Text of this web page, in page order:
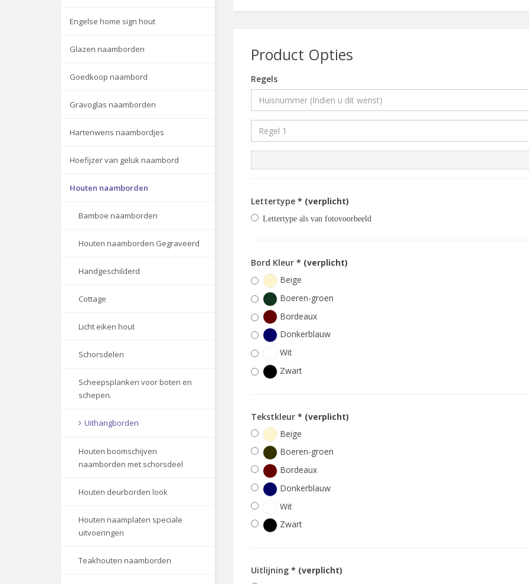
Engelse home sign hout
Glazen naamborden
Goedkoop naambord
Gravoglas naamborden
Hartenwens naambordjes
Hoefijzer van geluk naambord
Houten naamborden
Bamboe naamborden
Houten naamborden Gegraveerd
Handgeschilderd
Cottage
Licht eiken hout
Schorsdelen
Scheepsplanken voor boten en
schepen.
Uithangborden
Houten boomschijven
naamborden met schorsdeel
Houten deurborden look
Houten naamplaten speciale
uitvoeringen
Teakhouten naamborden
Product Opties
Regels
Lettertype * (verplicht)
Lettertype als van fotovoorbeeld
Bord Kleur * (verplicht)
Beige
Boeren-groen
Bordeaux
Donkerblauw
Wit
Zwart
Tekstkleur * (verplicht)
Beige
Boeren-groen
Bordeaux
Donkerblauw
Wit
Zwart
Uitlijning * (verplicht)